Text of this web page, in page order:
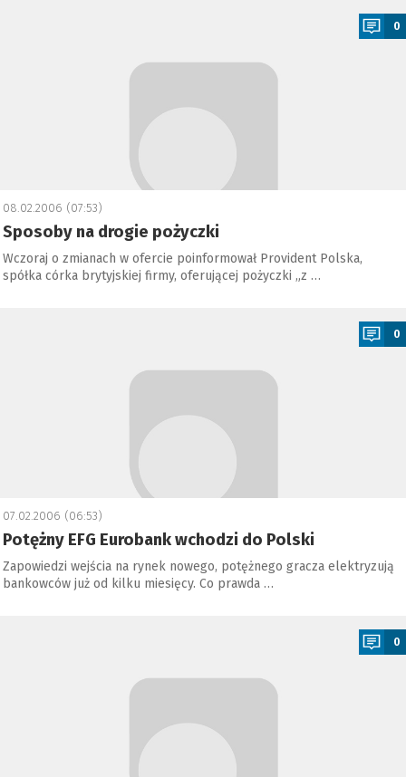
0
08.02.2006 (07:53)
Sposoby na drogie pożyczki
Wczoraj o zmianach w ofercie poinformował Provident Polska,
spółka córka brytyjskiej firmy, oferującej pożyczki „z …
0
07.02.2006 (06:53)
Potężny EFG Eurobank wchodzi do Polski
Zapowiedzi wejścia na rynek nowego, potężnego gracza elektryzują
bankowców już od kilku miesięcy. Co prawda …
0